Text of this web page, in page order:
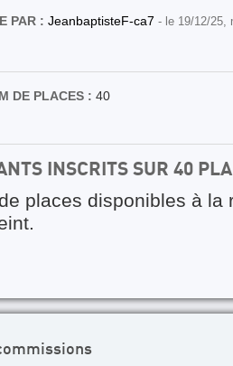
PAR : JeanbaptisteF-ca7 - le 19/12/25,
DE PLACES : 40
INSCRITS SUR 40
places disponibles à la